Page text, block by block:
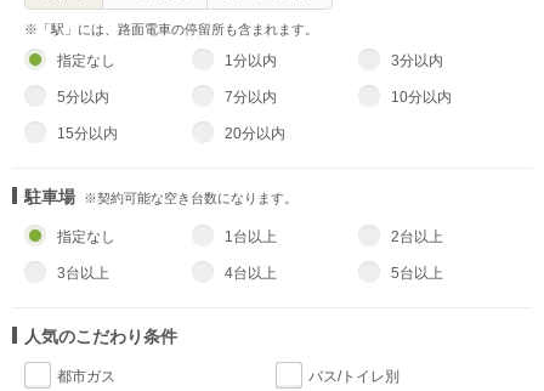
指定なし 1分以内 3分以内
5分以内 7分以内 10分以内
15分以内 20分以内
※「駅」には、路面電車の停留所も含まれます。
駐車場 ※契約可能な空き台数になります。
指定なし 1台以上 2台以上
3台以上 4台以上 5台以上
人気のこだわり条件
都市ガス バス/トイレ別